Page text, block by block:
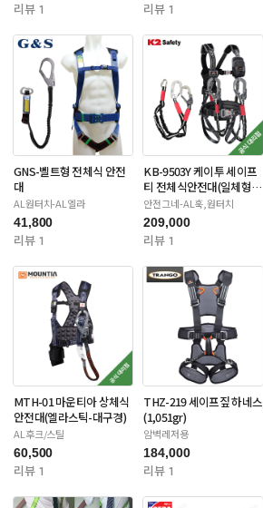
리뷰 1 리뷰 1
GNS-벨트형 전체식 안전
대
AL원터치-AL엘라
41,800
리뷰 1
KB-9503Y 케이투 세이프
티 전체식안전대(일체형죔
줄-더블대구경)
안전그네-AL훅,원터치
209,000
리뷰 1
MTH-01 마운티아 상체식
안전대(엘라스틱-대구경)
AL후크/스틸
60,500
리뷰 1
THZ-219 세이프짚 하네스
(1,051gr)
암벽레저용
184,000
리뷰 1